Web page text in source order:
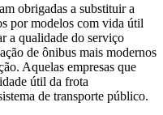
obrigadas a substituir a
por modelos com vida útil
a qualidade do serviço
de ônibus mais modernos
Aquelas empresas que
útil da frota
de transporte público.